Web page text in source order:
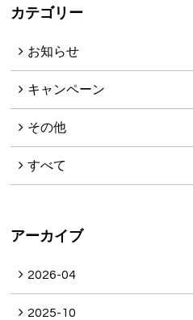
RECRUIT
PRIVACY POLICY
カテゴリー
お知らせ
キャンペーン
その他
すべて
アーカイブ
2026-04
2025-10